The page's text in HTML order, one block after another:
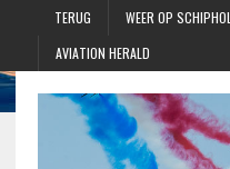
TERUG WEER OP SCHIPHOL
AVIATION HERALD